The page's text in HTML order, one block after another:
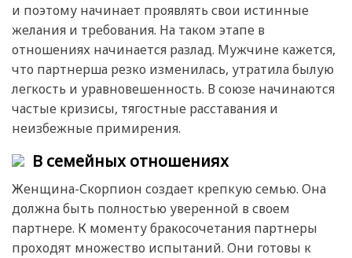
и поэтому начинает проявлять свои истинные
желания и требования. На таком этапе в
отношениях начинается разлад. Мужчине кажется,
что партнерша резко изменилась, утратила былую
легкость и уравновешенность. В союзе начинаются
частые кризисы, тягостные расставания и
неизбежные примирения.
В семейных отношениях
Женщина-Скорпион создает крепкую семью. Она
должна быть полностью уверенной в своем
партнере. К моменту бракосочетания партнеры
проходят множество испытаний. Они готовы к